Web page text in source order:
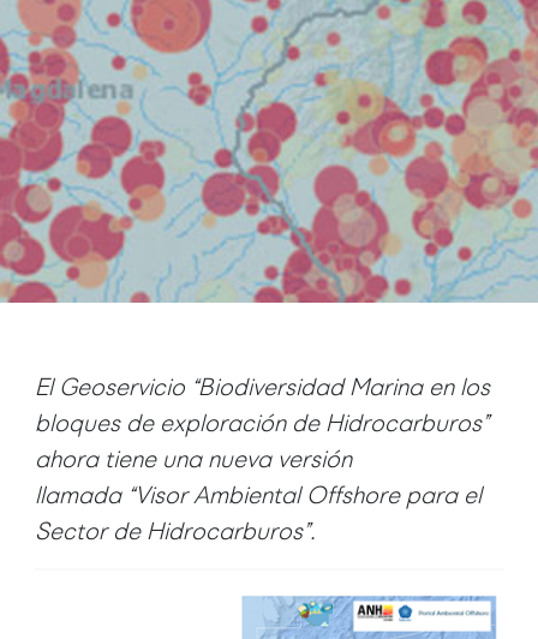
El Geoservicio “Biodiversidad Marina en los
bloques de exploración de Hidrocarburos”
ahora tiene una nueva versión
llamada “Visor Ambiental Offshore para el
Sector de Hidrocarburos”.